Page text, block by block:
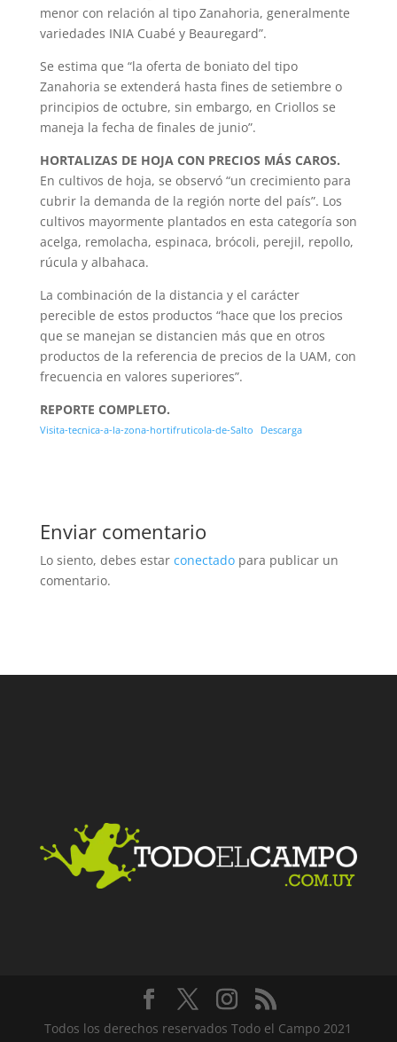
menor con relación al tipo Zanahoria, generalmente
variedades INIA Cuabé y Beauregard”.
Se estima que “la oferta de boniato del tipo
Zanahoria se extenderá hasta fines de setiembre o
principios de octubre, sin embargo, en Criollos se
maneja la fecha de finales de junio”.
HORTALIZAS DE HOJA CON PRECIOS MÁS CAROS.
En cultivos de hoja, se observó “un crecimiento para
cubrir la demanda de la región norte del país”. Los
cultivos mayormente plantados en esta categoría son
acelga, remolacha, espinaca, brócoli, perejil, repollo,
rúcula y albahaca.
La combinación de la distancia y el carácter
perecible de estos productos “hace que los precios
que se manejan se distancien más que en otros
productos de la referencia de precios de la UAM, con
frecuencia en valores superiores”.
REPORTE COMPLETO.
Visita-tecnica-a-la-zona-hortifruticola-de-Salto Descarga
Enviar comentario
Lo siento, debes estar conectadopara publicar un
comentario.
Todos los derechos reservados Todo el Campo 2021
Facebook